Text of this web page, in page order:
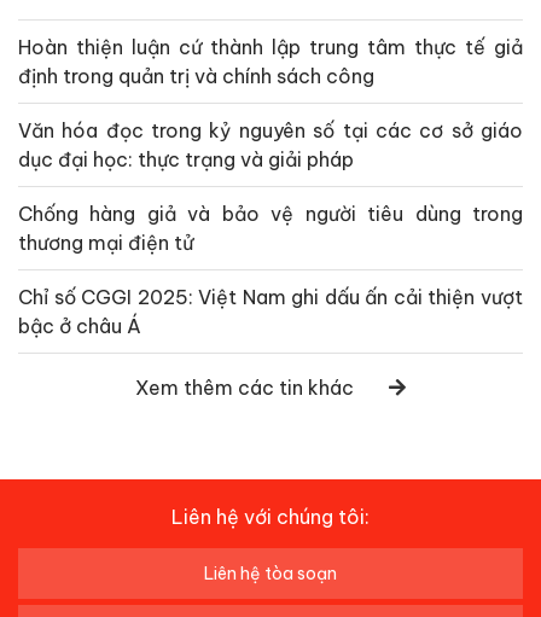
Hoàn thiện luận cứ thành lập trung tâm thực tế giả
định trong quản trị và chính sách công
Văn hóa đọc trong kỷ nguyên số tại các cơ sở giáo
dục đại học: thực trạng và giải pháp
Chống hàng giả và bảo vệ người tiêu dùng trong
thương mại điện tử
Chỉ số CGGI 2025: Việt Nam ghi dấu ấn cải thiện vượt
bậc ở châu Á
Xem thêm các tin khác
Liên hệ với chúng tôi:
Liên hệ tòa soạn